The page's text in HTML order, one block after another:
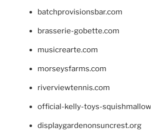
batchprovisionsbar.com
brasserie-gobette.com
musicrearte.com
morseysfarms.com
riverviewtennis.com
official-kelly-toys-
displaygardenonsuncrest.org